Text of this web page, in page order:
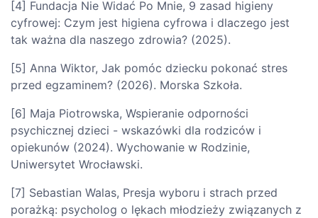
[4] Fundacja Nie Widać Po Mnie, 9 zasad higieny
cyfrowej: Czym jest higiena cyfrowa i dlaczego jest
tak ważna dla naszego zdrowia? (2025).
[5] Anna Wiktor, Jak pomóc dziecku pokonać stres
przed egzaminem? (2026). Morska Szkoła.
[6] Maja Piotrowska, Wspieranie odporności
psychicznej dzieci - wskazówki dla rodziców i
opiekunów (2024). Wychowanie w Rodzinie,
Uniwersytet Wrocławski.
[7] Sebastian Walas, Presja wyboru i strach przed
porażką: psycholog o lękach młodzieży związanych z